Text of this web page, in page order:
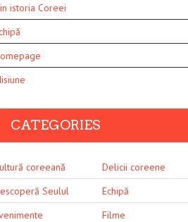
istoria Coreei
CATEGORIES
coreeană
Delicii coreene
Seulul
Echipă
Filme